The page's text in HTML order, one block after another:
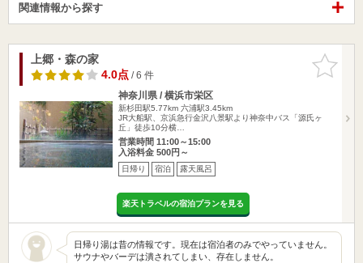
関連情報から探す
お気に入
りに追加
上郷・森の家
4.0点/ 6 件
神奈川県 / 横浜市栄区
新杉田駅5.77km 六浦駅3.45km
JR大船駅、京浜急行金沢八景駅より神奈中バス「源氏ヶ
丘」徒歩10分横…
営業時間 11:00～15:00
入浴料金 500円～
日帰り 宿泊 露天風呂
楽天トラベルの宿泊プランを見る
日帰り湯は昔の情報です。現在は宿泊者のみでやっていません。
サウナやバーデは潰されてしまい、存在しません。